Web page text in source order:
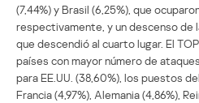
(7,44%) y Brasil (6,25%), que
respectivamente, y un descenso de
que descendió al cuarto lugar. El
países con mayor número de
para EE.UU. (38,60%), los puestos
Francia (4,97%), Alemania (4,86%),